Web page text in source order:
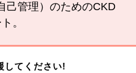
己管理）のためのCKD
。
してください!